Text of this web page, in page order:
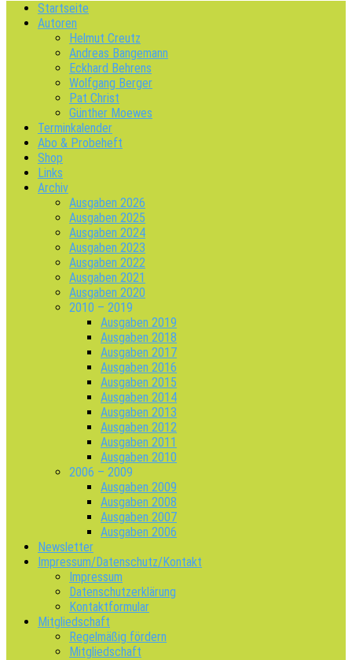
Startseite
Autoren
Helmut Creutz
Andreas Bangemann
Eckhard Behrens
Wolfgang Berger
Pat Christ
Günther Moewes
Terminkalender
Abo & Probeheft
Shop
Links
Archiv
Ausgaben 2026
Ausgaben 2025
Ausgaben 2024
Ausgaben 2023
Ausgaben 2022
Ausgaben 2021
Ausgaben 2020
2010 – 2019
Ausgaben 2019
Ausgaben 2018
Ausgaben 2017
Ausgaben 2016
Ausgaben 2015
Ausgaben 2014
Ausgaben 2013
Ausgaben 2012
Ausgaben 2011
Ausgaben 2010
2006 – 2009
Ausgaben 2009
Ausgaben 2008
Ausgaben 2007
Ausgaben 2006
Newsletter
Impressum/Datenschutz/Kontakt
Impressum
Datenschutzerklärung
Kontaktformular
Mitgliedschaft
Regelmäßig fördern
Mitgliedschaft